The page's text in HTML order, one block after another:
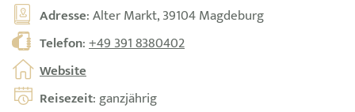
Adresse: Alter Markt, 39104 Magdeburg
Telefon:+49 391 8380402
Website
Reisezeit: ganzjährig